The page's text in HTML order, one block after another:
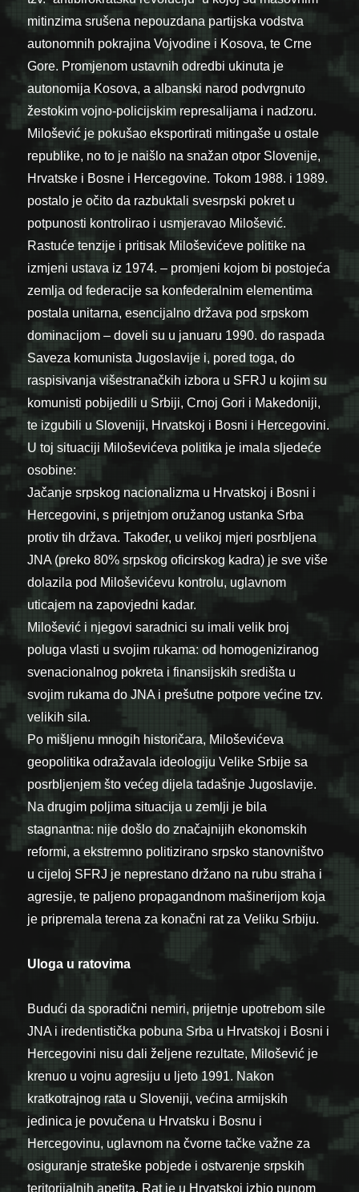
mitinzima srušena nepouzdana partijska vodstva
autonomnih pokrajina Vojvodine i Kosova, te Crne
Gore. Promjenom ustavnih odredbi ukinuta je
autonomija Kosova, a albanski narod podvrgnuto
žestokim vojno-policijskim represalijama i nadzoru.
Milošević je pokušao eksportirati mitingaše u ostale
republike, no to je naišlo na snažan otpor Slovenije,
Hrvatske i Bosne i Hercegovine. Tokom 1988. i 1989.
postalo je očito da razbuktali svesrpski pokret u
potpunosti kontrolirao i usmjeravao Milošević.
Rastuće tenzije i pritisak Miloševićeve politike na
izmjeni ustava iz 1974. – promjeni kojom bi postojeća
zemlja od federacije sa konfederalnim elementima
postala unitarna, esencijalno država pod srpskom
dominacijom – doveli su u januaru 1990. do raspada
Saveza komunista Jugoslavije i, pored toga, do
raspisivanja višestranačkih izbora u SFRJ u kojim su
komunisti pobijedili u Srbiji, Crnoj Gori i Makedoniji,
te izgubili u Sloveniji, Hrvatskoj i Bosni i Hercegovini.
U toj situaciji Miloševićeva politika je imala sljedeće
osobine:
Jačanje srpskog nacionalizma u Hrvatskoj i Bosni i
Hercegovini, s prijetnjom oružanog ustanka Srba
protiv tih država. Također, u velikoj mjeri posrbljena
JNA (preko 80% srpskog oficirskog kadra) je sve više
dolazila pod Miloševićevu kontrolu, uglavnom
uticajem na zapovjedni kadar.
Milošević i njegovi saradnici su imali velik broj
poluga vlasti u svojim rukama: od homogeniziranog
svenacionalnog pokreta i finansijskih središta u
svojim rukama do JNA i prešutne potpore većine tzv.
velikih sila.
Po mišljenu mnogih historičara, Miloševićeva
geopolitika odražavala ideologiju Velike Srbije sa
posrbljenjem što većeg dijela tadašnje Jugoslavije.
Na drugim poljima situacija u zemlji je bila
stagnantna: nije došlo do značajnijih ekonomskih
reformi, a ekstremno politizirano srpsko stanovništvo
u cijeloj SFRJ je neprestano držano na rubu straha i
agresije, te paljeno propagandnom mašinerijom koja
je pripremala terena za konačni rat za Veliku Srbiju.
Uloga u ratovima
Budući da sporadični nemiri, prijetnje upotrebom sile
JNA i iredentistička pobuna Srba u Hrvatskoj i Bosni i
Hercegovini nisu dali željene rezultate, Milošević je
krenuo u vojnu agresiju u ljeto 1991. Nakon
kratkotrajnog rata u Sloveniji, većina armijskih
jedinica je povučena u Hrvatsku i Bosnu i
Hercegovinu, uglavnom na čvorne tačke važne za
osiguranje strateške pobjede i ostvarenje srpskih
teritorijalnih apetita. Rat je u Hrvatskoj izbio punom